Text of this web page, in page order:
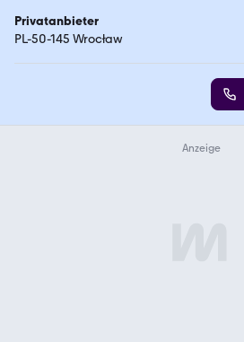
Privatanbieter
PL-50-145 Wrocław